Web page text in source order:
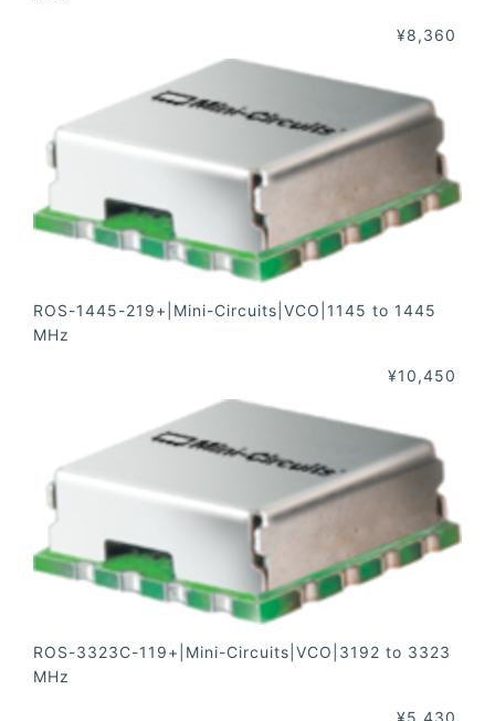
¥8,360
ROS-1445-219+|Mini-Circuits|VCO|1145 to 1445
MHz
¥10,450
ROS-3323C-119+|Mini-Circuits|VCO|3192 to 3323
MHz
¥5,430